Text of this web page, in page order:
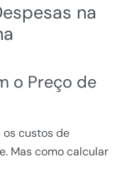
na
o Preço de
custos de
Mas como calcular